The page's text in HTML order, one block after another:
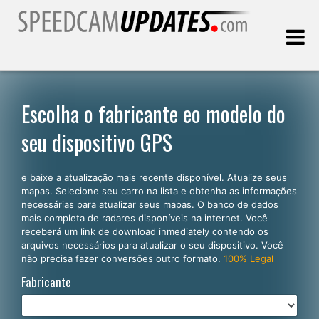
Clientes
SELECIONE SEU IDIOMA
Português
English
Español
Deutsch
Escolha o fabricante eo modelo do
seu dispositivo GPS
e baixe a atualização mais recente disponível. Atualize seus
mapas. Selecione seu carro na lista e obtenha as informações
necessárias para atualizar seus mapas. O banco de dados
mais completa de radares disponíveis na internet. Você
receberá um link de download inmediately contendo os
arquivos necessários para atualizar o seu dispositivo. Você
não precisa fazer conversões outro formato. 100% Legal
Fabricante